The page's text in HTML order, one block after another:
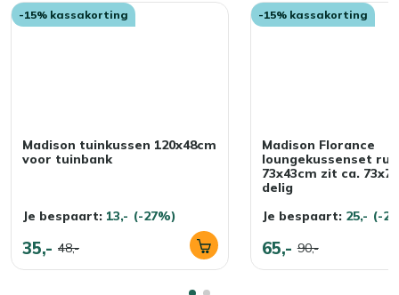
-15% kassakorting
Madison tuinkussen 120x48cm
voor tuinbank
Je bespaart: 13,- (-27%)
35,- 48,-
-15% kassakorting
Madison Florance
loungekussenset
73x43cm zit ca.
delig
Je bespaart: 25,- (-
65,- 90,-